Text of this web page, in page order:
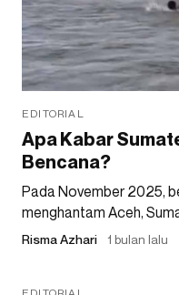
EDITORIAL
Apa Kabar
Bencana?
Pada November 2025,
menghantam Aceh,
Risma Azhari 1 bulan lalu